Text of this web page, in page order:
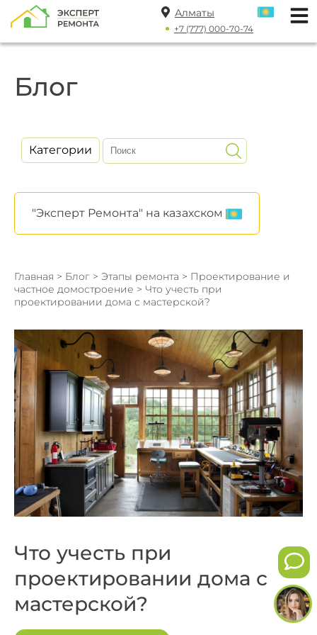
Алматы
+7 (777) 000-70-74
Блог
Категории
"Эксперт Ремонта" на казахском
Главная > Блог > Этапы ремонта > Проектирование и
частное домостроение > Что учесть при
проектировании дома с мастерской?
Что учесть при
проектировании дома с
мастерской?